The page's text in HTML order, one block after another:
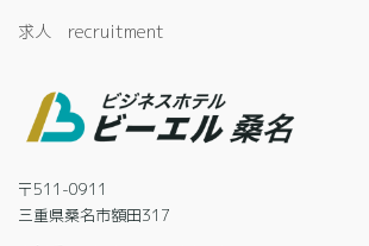
求人 recruitment
〒511-0911
三重県桑名市額田317